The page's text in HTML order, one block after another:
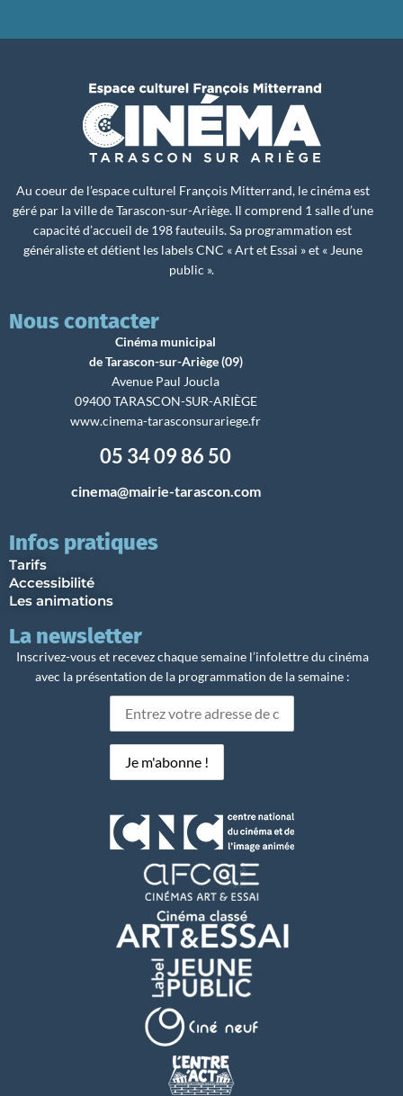
Au coeur de l’espace culturel François Mitterrand, le cinéma est
géré par la ville de Tarascon-sur-Ariège. Il comprend 1 salle d’une
capacité d’accueil de 198 fauteuils. Sa programmation est
généraliste et détient les labels CNC « Art et Essai » et « Jeune
public ».
Nous contacter
Cinéma municipal
de Tarascon-sur-Ariège (09)
Avenue Paul Joucla
09400 TARASCON-SUR-ARIÈGE
www.cinema-tarasconsurariege.fr
05 34 09 86 50
cinema@mairie-tarascon.com
Infos pratiques
Tarifs
Accessibilité
Les animations
La newsletter
Inscrivez-vous et recevez chaque semaine l’infolettre du cinéma
avec la présentation de la programmation de la semaine :